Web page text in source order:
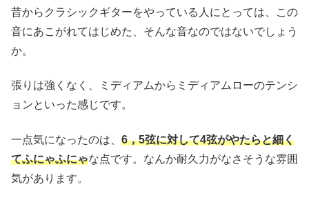
昔からクラシックギターをやっている人にとっては、この
音にあこがれてはじめた、そんな音なのではないでしょう
か。
張りは強くなく、ミディアムからミディアムローのテンシ
ョンといった感じです。
一点気になったのは、 6，5弦に対して4弦がやたらと細く
てふにゃふにゃな点です。なんか耐久力がなさそうな雰囲
気があります。